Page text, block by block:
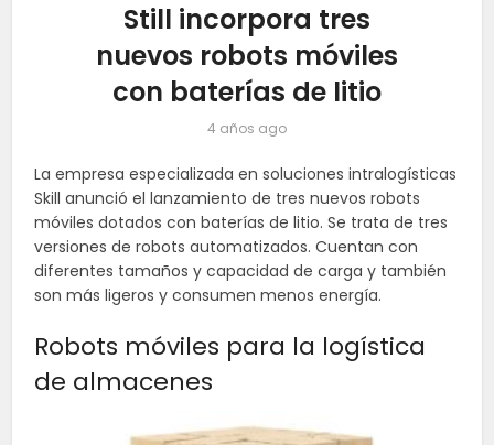
Still incorpora tres
nuevos robots móviles
con baterías de litio
4 años ago
La empresa especializada en soluciones intralogísticas
Skill anunció el lanzamiento de tres nuevos robots
móviles dotados con baterías de litio. Se trata de tres
versiones de robots automatizados. Cuentan con
diferentes tamaños y capacidad de carga y también
son más ligeros y consumen menos energía.
Robots móviles para la logística
de almacenes